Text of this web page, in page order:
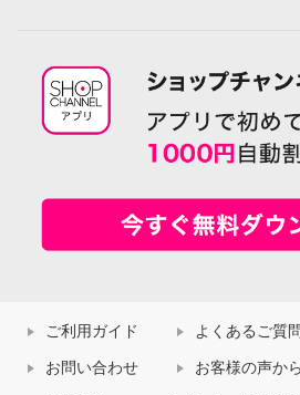
ご利用ガイド よくあるご質問
お問い合わせ お客様の声か